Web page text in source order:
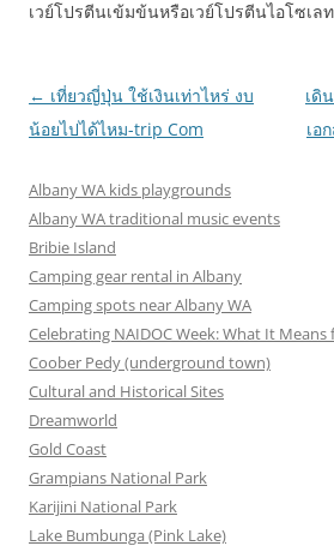
เวย์โปรตีนเข้มข้นหรือเวย์โปรตีนไอโซเ
Post
navigation
← เที่ยวญี่ปุ่น ใช้เงินเท่าไหร่ งบ
น้อยไปได้ไหม-trip Com
เดิ
เอ
Albany WA kids playgrounds
Albany WA traditional music events
Bribie Island
Camping gear rental in Albany
Camping spots near Albany WA
Celebrating NAIDOC Week: What It Means
Coober Pedy (underground town)
Cultural and Historical Sites
Dreamworld
Gold Coast
Grampians National Park
Karijini National Park
Lake Bumbunga (Pink Lake)